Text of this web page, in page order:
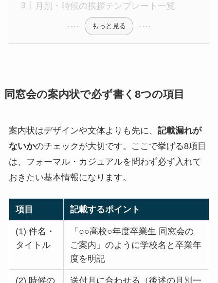
月別・時候の挨拶テンプレート一覧
もっと見る
同窓会の案内状で必ず書く8つの項目
案内状はデザインや文体よりも先に、 記載漏れが
ないかのチェックが大切です。ここで挙げる8項目
は、フォーマル・カジュアルを問わず必ず入れて
おきたい基本情報になります。
項目 記載するポイント
(1) 件名・
タイトル
「○○高校○年度卒業生 同窓会の
ご案内」のように学校名と卒業年
度を明記
(2) 時候の 送付月に合わせる（後述の月別一